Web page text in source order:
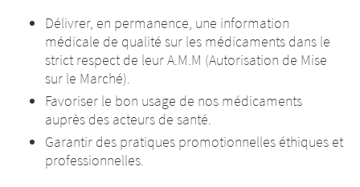
Délivrer, en permanence, une information
médicale de qualité sur les médicaments dans le
strict respect de leur A.M.M (Autorisation de Mise
sur le Marché).
Favoriser le bon usage de nos médicaments
auprès des acteurs de santé.
Garantir des pratiques promotionnelles éthiques et
professionnelles.